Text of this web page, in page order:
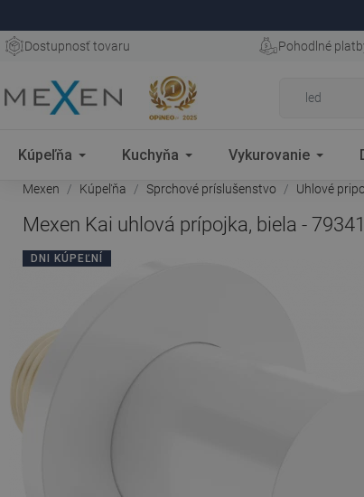
Dostupnosť tovaru Pohodlné
Kúpeľňa Kuchyňa Vykurovanie
Mexen Kúpeľňa Sprchové príslušenstvo Uhlové
Mexen Kai uhlová prípojka, biela -
DNI KÚPEĽNÍ